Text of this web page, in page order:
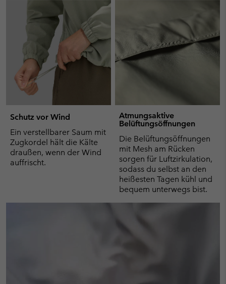
Schutz vor Wind
Ein verstellbarer Saum mit
Zugkordel hält die Kälte
draußen, wenn der Wind
auffrischt.
Atmungsaktive
Belüftungsöffnungen
Die Belüftungsöffnungen
mit Mesh am Rücken
sorgen für Luftzirkulation,
sodass du selbst an den
heißesten Tagen kühl und
bequem unterwegs bist.